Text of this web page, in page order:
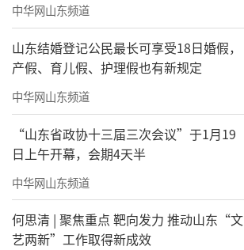
中华网山东频道
山东结婚登记公民最长可享受18日婚假，
产假、育儿假、护理假也有新规定
中华网山东频道
“山东省政协十三届三次会议”于1月19
日上午开幕，会期4天半
中华网山东频道
何思清 | 聚焦重点 靶向发力 推动山东“文
艺两新”工作取得新成效